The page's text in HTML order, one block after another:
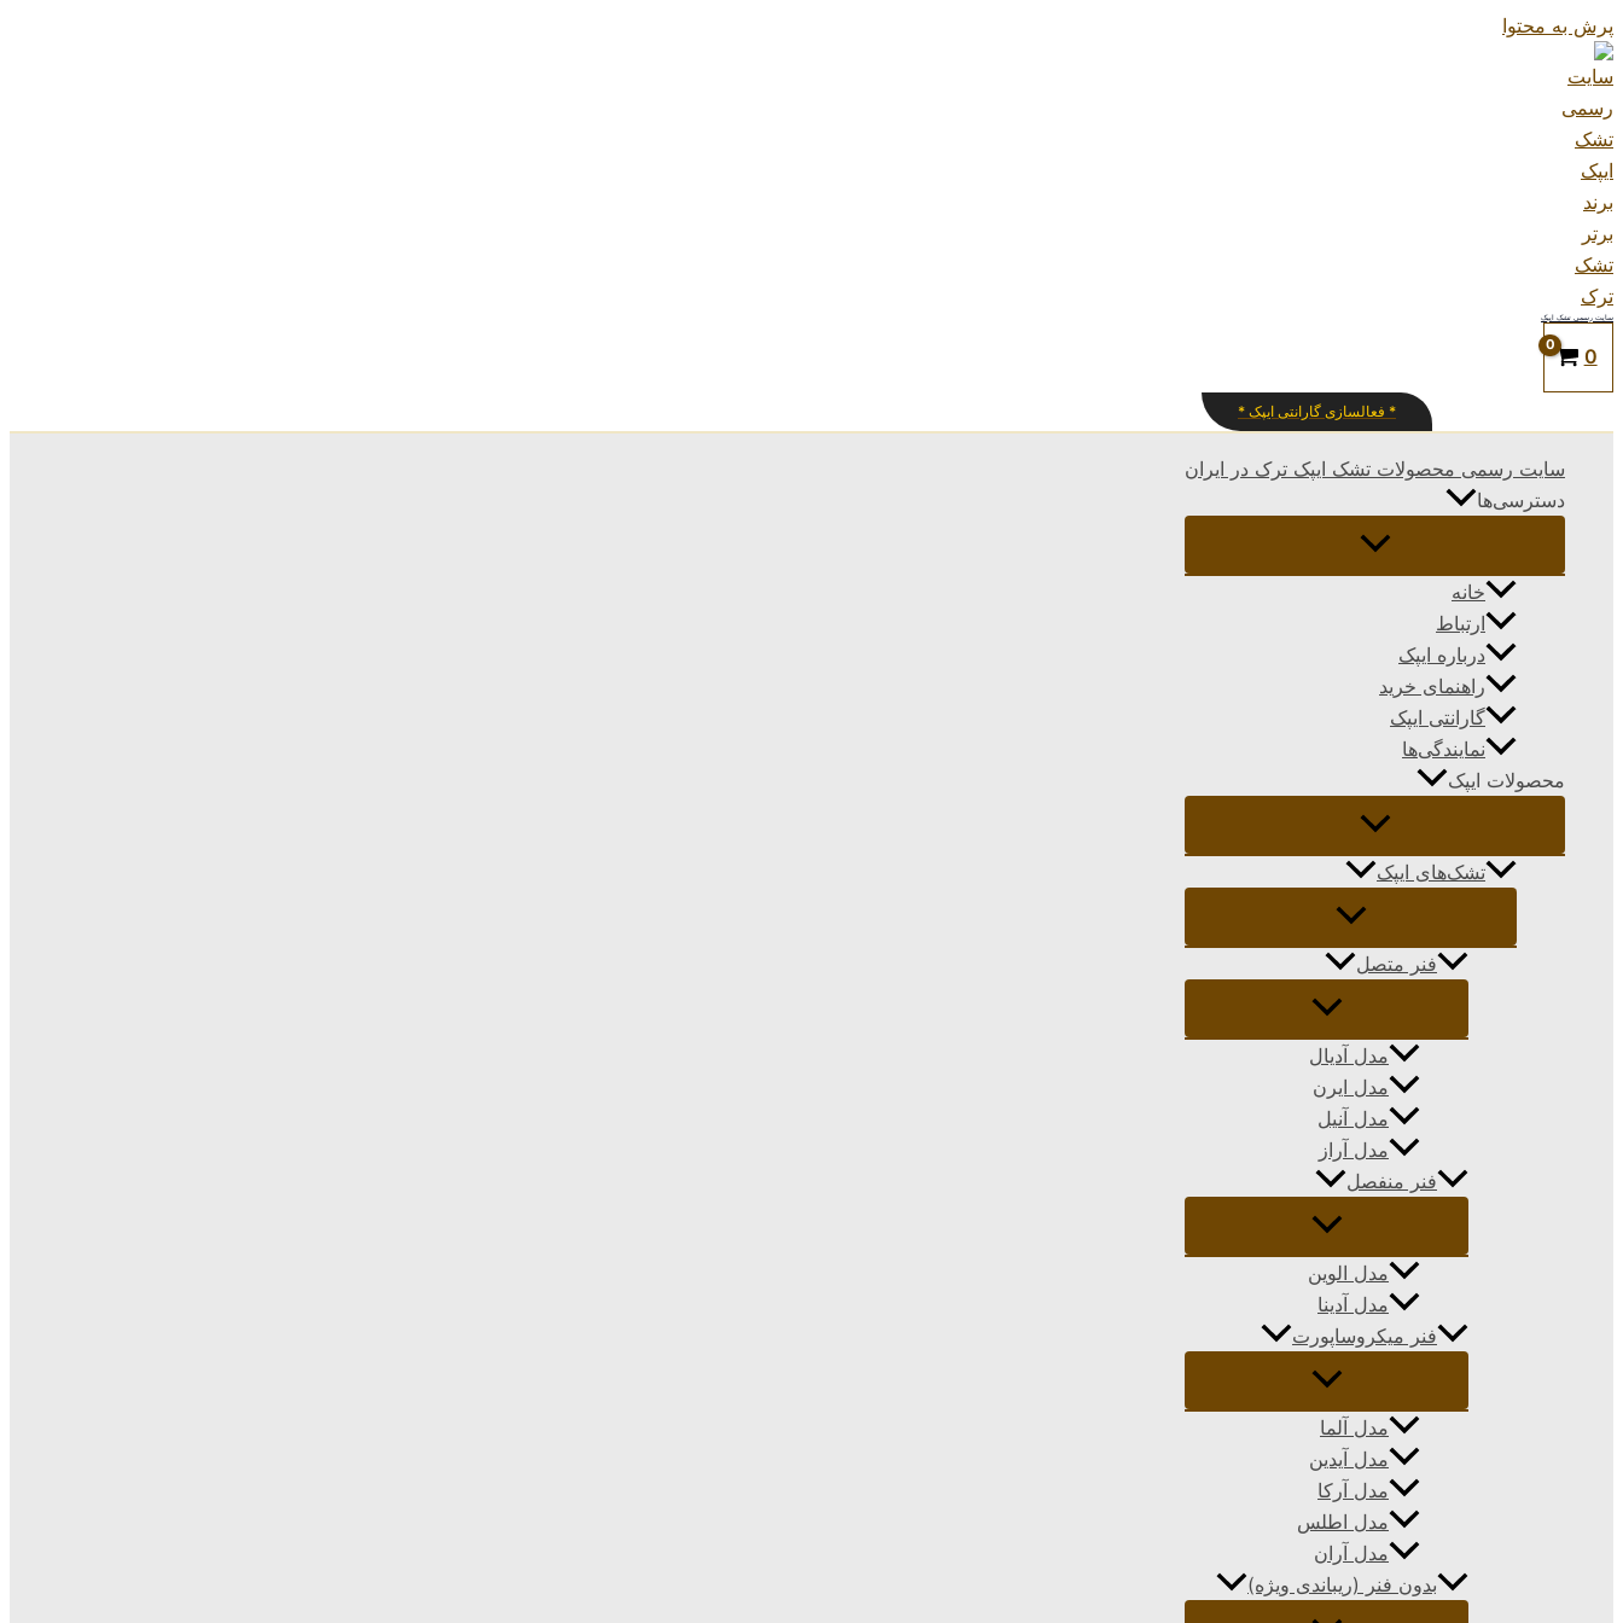
پرش به محتوا
سایت رسمی تشک ایپک
0
* فعالسازی گارانتی ایپک *
سایت رسمی محصولات تشک ایپک ترک در ایران
دسترسی‌ها
خانه
ارتباط
درباره ایپک
راهنمای خرید
گارانتی ایپک
نمایندگی‌ها
محصولات ایپک
تشک‌های ایپک
فنر متصل
مدل آدیال
مدل ایرن
مدل آنیل
مدل آراز
فنر منفصل
مدل الوین
مدل آدینا
فنر میکروساپورت
مدل آلما
مدل آیدین
مدل آرکا
مدل اطلس
مدل آران
بدون فنر (ریباندی ویژه)